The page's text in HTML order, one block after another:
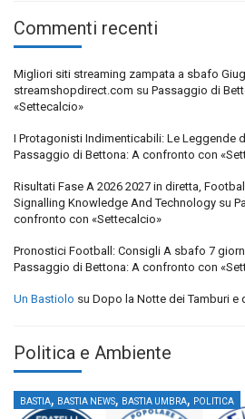
Commenti recenti
Migliori siti streaming zampata a sbafo
streamshopdirect.com su Passaggio di
«Settecalcio»
I Protagonisti Indimenticabili: Le Leggende
Passaggio di Bettona: A confronto con
Risultati Fase A 2026 2027 in diretta,
Signalling Knowledge And Technology su
confronto con «Settecalcio»
Pronostici Football: Consigli A sbafo 7
Passaggio di Bettona: A confronto con
Un Bastiolo su Dopo la Notte dei Tamburi e
Politica e Ambiente
BASTIA, BASTIA NEWS, BASTIA UMBRA, POLITICA